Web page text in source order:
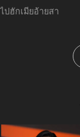
ไปฮักเมียอ้ายสา